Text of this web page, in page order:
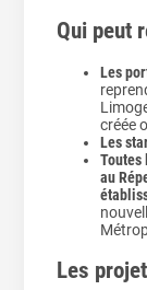
Qui peut
Les
créée
Les
Toutes
au
Les